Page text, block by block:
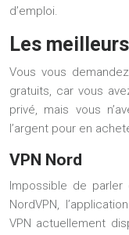
d’emploi.
Les
Vous vous
gratuits, car vous
privé, mais vous
l’argent pour en
VPN Nord
Impossible de parler
NordVPN,
VPN actuellement